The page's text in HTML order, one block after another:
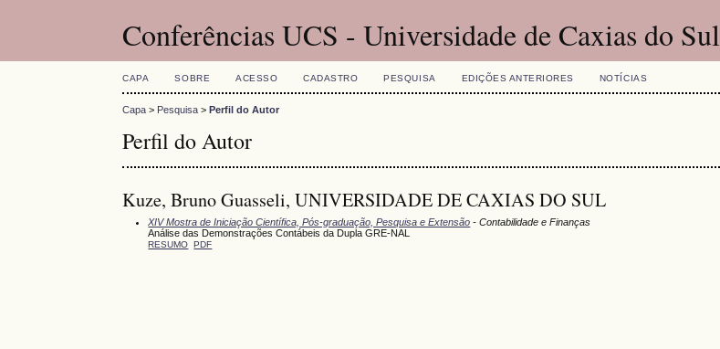
Conferências UCS - Universidade de Caxias do Sul
CAPA SOBRE ACESSO CADASTRO PESQUISA EDIÇÕES ANTERIORES NOTÍCIAS
Capa > Pesquisa >Perfil do Autor
Perfil do Autor
Kuze, Bruno Guasseli, UNIVERSIDADE DE CAXIAS DO SUL
XIV Mostra de Iniciação Científica, Pós-graduação, Pesquisa e Extensão - Contabilidade e Finanças
Análise das Demonstrações Contábeis da Dupla GRE-NAL
RESUMO PDF